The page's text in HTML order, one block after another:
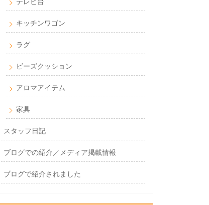
キッチンワゴン
ラグ
ビーズクッション
アロマアイテム
家具
スタッフ日記
ブログでの紹介／メディア掲載情報
ブログで紹介されました